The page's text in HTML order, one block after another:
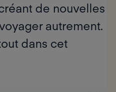
de nouvelles
autrement.
dans cet